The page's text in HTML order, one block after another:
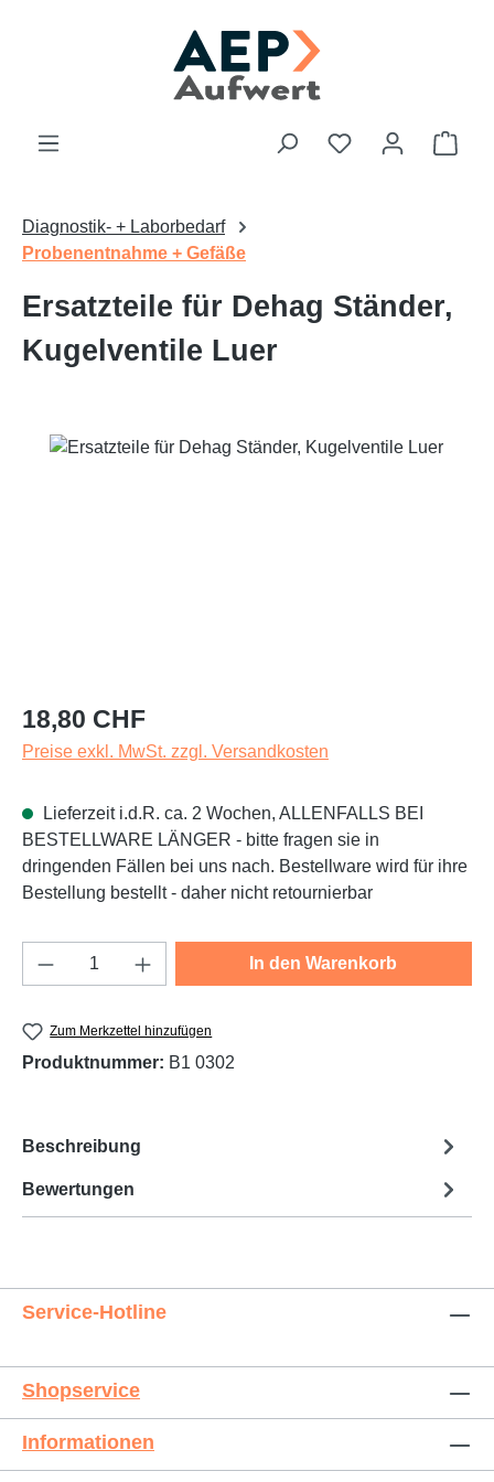
Du hast 0
Diagnostik- + Laborbedarf
Probenentnahme + Gefäße
Ersatzteile für Dehag Ständer,
Kugelventile Luer
Bildergalerie überspringen
Regulärer Preis:
18,80 CHF
Preise exkl. MwSt. zzgl. Versandkosten
Lieferzeit i.d.R. ca. 2 Wochen, ALLENFALLS BEI
BESTELLWARE LÄNGER - bitte fragen sie in
dringenden Fällen bei uns nach. Bestellware wird für ihre
Bestellung bestellt - daher nicht retournierbar
Produkt Anzahl: Gib den gewünschten
In den Warenkorb
Zum Merkzettel hinzufügen
Produktnummer: B1 0302
Beschreibung
Bewertungen
Service-Hotline
Shopservice
Informationen